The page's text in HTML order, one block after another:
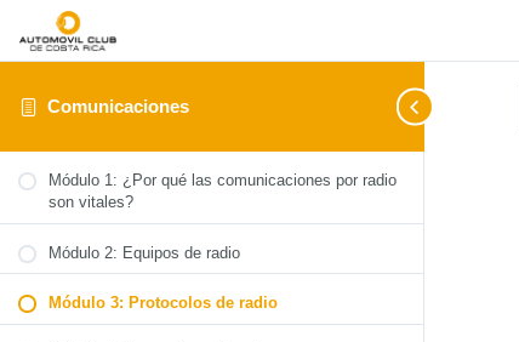
Comunicaciones
Módulo 1: ¿Por qué las comunicaciones por radio
son vitales?
Módulo 2: Equipos de radio
Módulo 3: Protocolos de radio